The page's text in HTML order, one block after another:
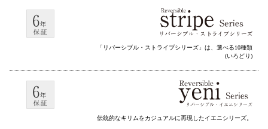
「リバーシブル・ストライプシリーズ」は、選べる10種類
(いろどり)
伝統的なキリムをカジュアルに再現したイエニシリーズ。